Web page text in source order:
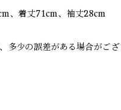
、着丈71cm、袖丈28cm
多少の誤差がある場合がござ